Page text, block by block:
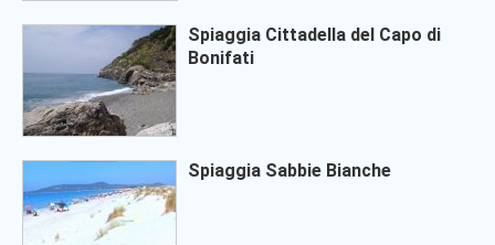
Spiaggia Cittadella del Capo di
Bonifati
Spiaggia Sabbie Bianche